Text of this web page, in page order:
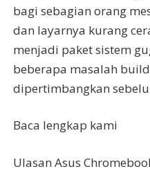
bagi sebagian orang
dan layarnya kurang
menjadi paket sistem
beberapa masalah
dipertimbangkan
Baca lengkap kami
Ulasan Asus